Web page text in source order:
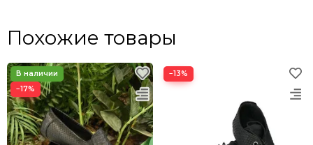
Похожие товары
−17%
−13%